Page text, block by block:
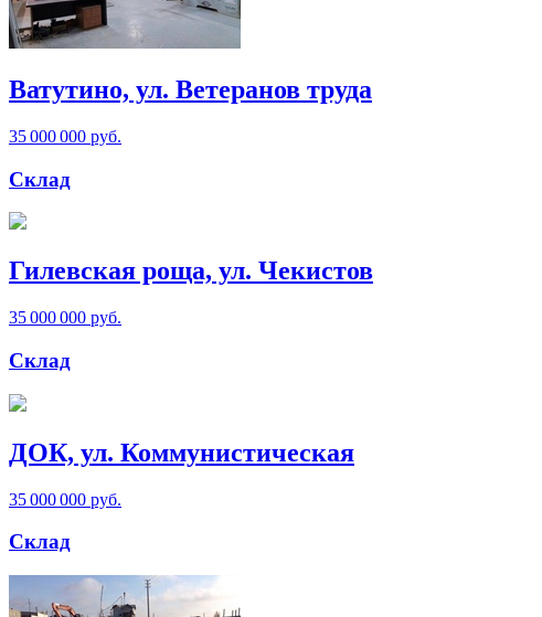
Ватутино, ул. Ветеранов труда
35 000 000 руб.
Склад
Гилевская роща, ул. Чекистов
35 000 000 руб.
Склад
ДОК, ул. Коммунистическая
35 000 000 руб.
Склад